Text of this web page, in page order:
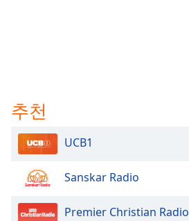
추천
UCB1
Sanskar Radio
Premier Christian Radio